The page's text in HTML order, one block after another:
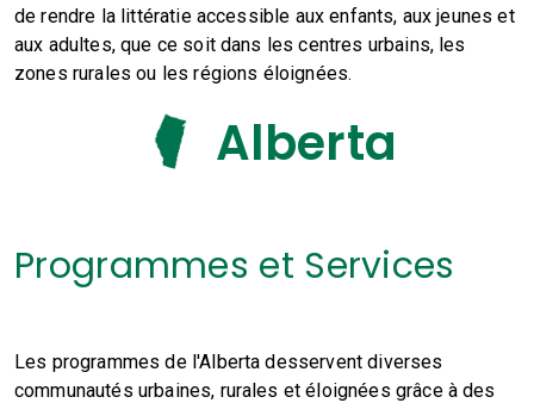
de rendre la littératie accessible aux enfants, aux jeunes et
aux adultes, que ce soit dans les centres urbains, les
zones rurales ou les régions éloignées.
Alberta
Programmes et Services
Les programmes de l'Alberta desservent diverses
communautés urbaines, rurales et éloignées grâce à des